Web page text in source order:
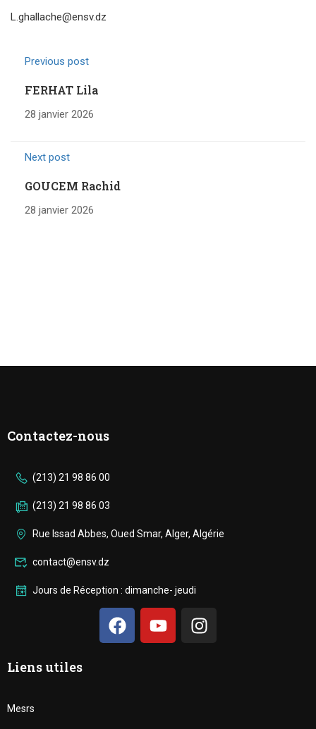
L.ghallache@ensv.dz
Previous post
FERHAT Lila
28 janvier 2026
Next post
GOUCEM Rachid
28 janvier 2026
Contactez-nous
(213) 21 98 86 00
(213) 21 98 86 03
Rue Issad Abbes, Oued Smar, Alger, Algérie
contact@ensv.dz
Jours de Réception : dimanche- jeudi
Liens utiles
Mesrs